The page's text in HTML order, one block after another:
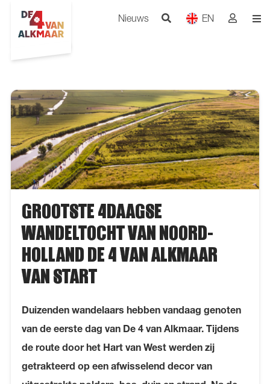
Nieuws EN
GROOTSTE 4DAAGSE
WANDELTOCHT VAN NOORD-
HOLLAND DE 4 VAN ALKMAAR
VAN START
Duizenden wandelaars hebben vandaag genoten
van de eerste dag van De 4 van Alkmaar. Tijdens
de route door het Hart van West werden zij
getrakteerd op een afwisselend decor van